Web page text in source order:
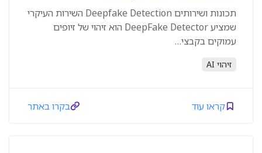
תכונות ושירותים Deepfake Detection השירות העיקרי
שמציע DeepFake Detector הוא זיהוי של זיופים
עמוקים בקבצי…
זיהוי AI
קראו עוד בקרו באתר